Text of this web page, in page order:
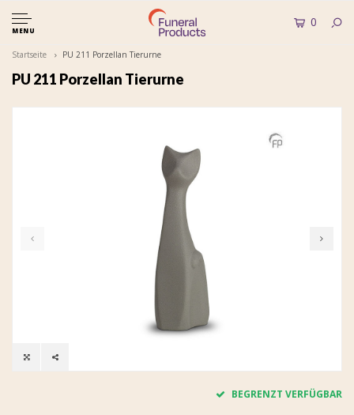
MENU
0
Startseite PU 211 Porzellan Tierurne
PU 211 Porzellan Tierurne
BEGRENZT VERFÜGBAR